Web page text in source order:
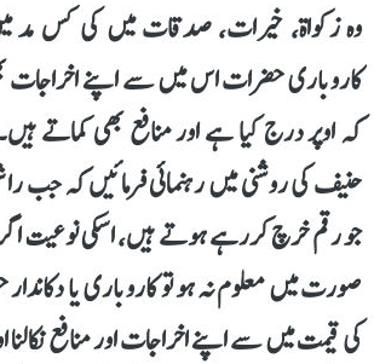
وہ زکواة، خیرات، صدقات میں کی کس مد
کاروباری حضرات اس میں سے اپنے اخراجات
کہ اوپر درج کیا ہے اور منافع بھی کماتے
حنیف کی روشنی میں رہنمائی فرمائیں کہ جب
جو رقم خرچ کررہے ہوتے ہیں، اسکی نوعیت
صورت میں معلوم نہ ہو تو کاروباری یا
کی قیمت میں سے اپنے اخراجات اور منافع نکالنا